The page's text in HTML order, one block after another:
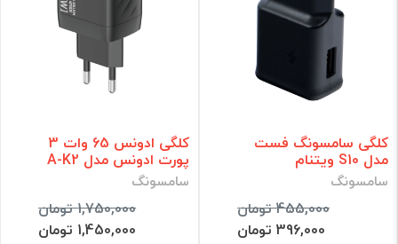
فقط کالاهای موجود
فیلتر براساس قیمت :
کلگی سامسونگ فست
مدل S10 ویتنام
سامسونگ
455,000 تومان
396,000 تومان
کلگی ادونس 65 وات 3
پورت ادونس مدل A-K2
سامسونگ
1,750,000 تومان
1,450,000 تومان